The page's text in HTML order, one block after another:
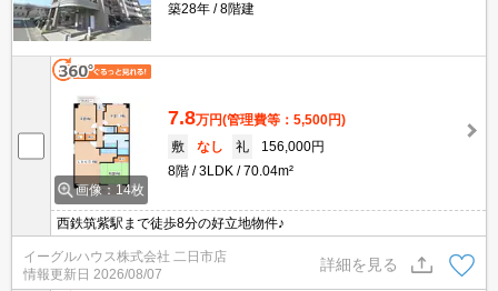
築28年
8階建
画像：14枚
7.8万円(管理費等：5,500円)
敷
なし 礼
156,000円
8階
3LDK 70.04m²
西鉄筑紫駅まで徒歩8分の好立地物件♪
イーグルハウス株式会社 二日市店
情報更新日 2026/08/07
詳細を見る